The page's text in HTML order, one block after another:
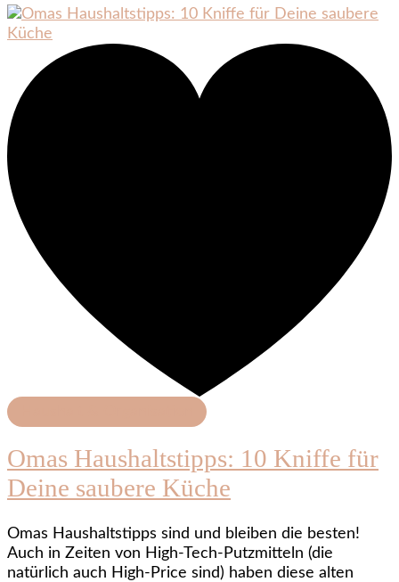
Omas Haushaltstipps: 10 Kniffe für
Deine saubere Küche
Omas Haushaltstipps sind und bleiben die besten!
Auch in Zeiten von High-Tech-Putzmitteln (die
natürlich auch High-Price sind) haben diese alten